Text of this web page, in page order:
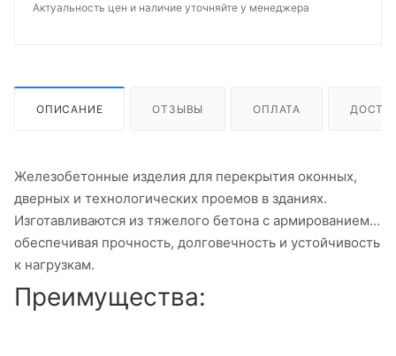
Актуальность цен и наличие уточняйте у менеджера
ОПИСАНИЕ ОТЗЫВЫ ОПЛАТА
Железобетонные изделия для перекрытия оконных,
дверных и технологических проемов в зданиях.
Изготавливаются из тяжелого бетона с армированием,
обеспечивая прочность, долговечность и устойчивость
к нагрузкам.
Преимущества: